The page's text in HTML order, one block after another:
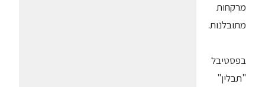
מרקחות
מתובלנות.
בפסטיבל
"תבלין"